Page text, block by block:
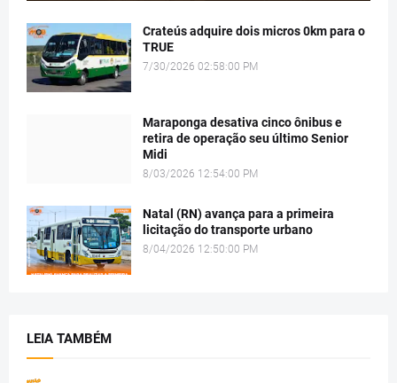
Crateús adquire dois micros 0km para o
TRUE
7/30/2026 02:58:00 PM
Maraponga desativa cinco ônibus e
retira de operação seu último Senior
Midi
8/03/2026 12:54:00 PM
Natal (RN) avança para a primeira
licitação do transporte urbano
8/04/2026 12:50:00 PM
LEIA TAMBÉM